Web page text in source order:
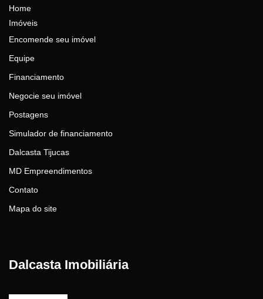
Home
Imóveis
Encomende seu imóvel
Equipe
Financiamento
Negocie seu imóvel
Postagens
Simulador de financiamento
Dalcasta Tijucas
MD Empreendimentos
Contato
Mapa do site
Dalcasta Imobiliária